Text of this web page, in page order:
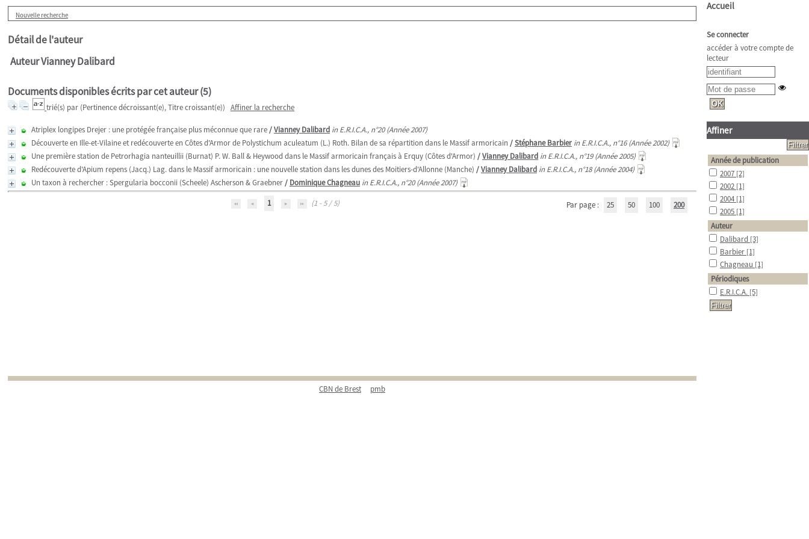
Nouvelle recherche
Détail de l'auteur
Auteur Vianney Dalibard
Documents disponibles écrits par cet auteur (5)
trié(s) par (Pertinence décroissant(e), Titre croissant(e)) Affiner la recherche
Atriplex longipes Drejer : une protégée française plus méconnue que rare/Vianney Dalibard in E.R.I.C.A., n°20 (Année 2007)
Découverte en Ille-et-Vilaine et redécouverte en Côtes d'Armor de Polystichum aculeatum (L.) Roth. Bilan de sa répartition dans le Massif armoricain /Stéphane Barbier in E.R.I.C.A., n°16 (Année 2002)
Une première station de Petrorhagia nanteuillii (Burnat) P. W. Ball & Heywood dans le Massif armoricain français à Erquy (Côtes d'Armor) /Vianney Dalibard in E.R.I.C.A., n°19 (Année 2005)
Redécouverte d'Apium repens (Jacq.) Lag. dans le Massif armoricain : une nouvelle station dans les dunes des Moitiers-d'Allonne (Manche) /Vianney Dalibard in E.R.I.C.A., n°18 (Année 2004)
Un taxon à rechercher : Spergularia bocconii (Scheele) Ascherson & Graebner/ Dominique Chagneau in E.R.I.C.A., n°20 (Année 2007)
1
(1 - 5 / 5) Par page : 25 50 100 200
CBN de Brest pmb
Accueil
Se connecter
accéder à votre compte de
lecteur
Affiner
Année de publication
2007 [2]
2002 [1]
2004 [1]
2005 [1]
Auteur
Dalibard [3]
Barbier [1]
Chagneau [1]
Périodiques
E.R.I.C.A. [5]